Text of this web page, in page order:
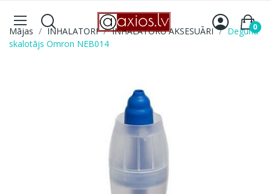
0
Mājas INHALATORI INHALATORU AKSESUĀRI
Deguna
skalotājs Omron NEB014